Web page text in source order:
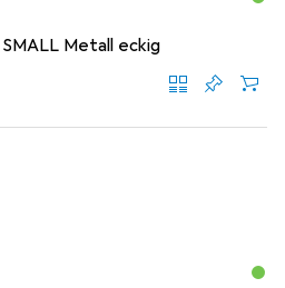
Metall eckig